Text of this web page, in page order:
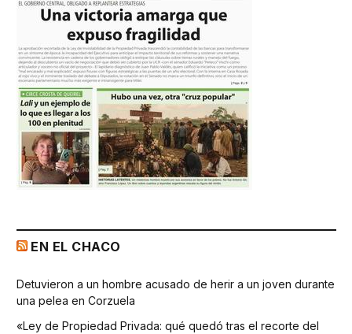
EN EL CHACO
Detuvieron a un hombre acusado de herir a un joven durante
una pelea en Corzuela
«Ley de Propiedad Privada: qué quedó tras el recorte del